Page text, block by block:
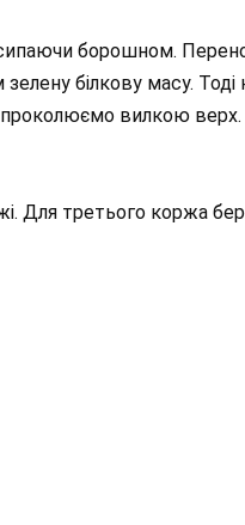
борошном.
білкову масу.
проколюємо вилкою верх.
Для третього коржа